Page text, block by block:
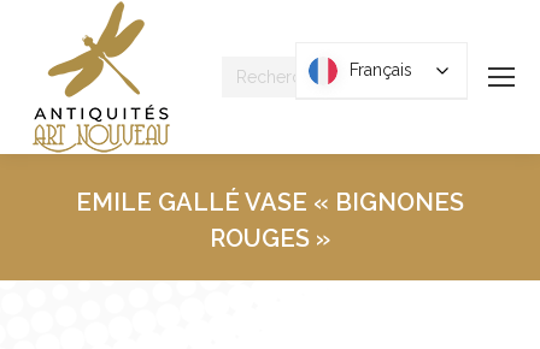
Recherche
EMILE GALLÉ VASE « BIGNONES
ROUGES »
Français
Français